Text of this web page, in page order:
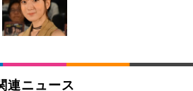
事務椅子 360度回転 座面昇降 強化ナイロ
ス 通気性メッシュ 在宅ワーク H-WY01
+黒足)
オフィスチェア／デスクチェア メッシ
間工学 疲れない ブラック
ス向けプレミアムモニター | FlexScan
シック ペットシーツ 厚型 ワイド 42枚
ホワイト(吸収面:ライトブルー)
連ニュース